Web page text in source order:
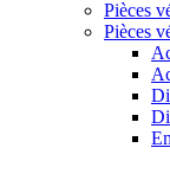
Pièces
Pièces